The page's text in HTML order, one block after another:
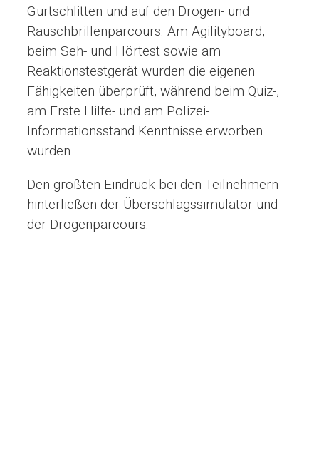
Gurtschlitten und auf den Drogen- und
Rauschbrillenparcours. Am Agilityboard,
beim Seh- und Hörtest sowie am
Reaktionstestgerät wurden die eigenen
Fähigkeiten überprüft, während beim Quiz-,
am Erste Hilfe- und am Polizei-
Informationsstand Kenntnisse erworben
wurden.
Den größten Eindruck bei den Teilnehmern
hinterließen der Überschlagssimulator und
der Drogenparcours.